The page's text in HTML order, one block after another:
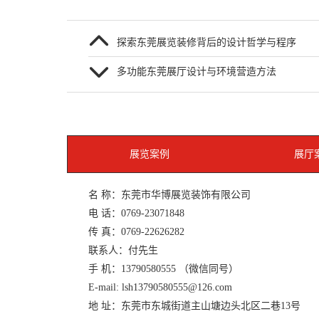
探索东莞展览装修背后的设计哲学与程序
多功能东莞展厅设计与环境营造方法
展览案例 展厅
名 称：东莞市华博展览装饰有限公司
电 话：0769-23071848
传 真：0769-22626282
联系人：付先生
手 机： 13790580555 （微信同号）
E-mail:lsh13790580555@126.com
地 址：东莞市东城街道主山塘边头北区二巷13号